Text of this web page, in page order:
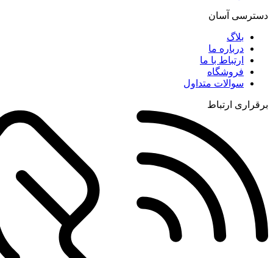
دسترسی آسان
بلاگ
درباره ما
ارتباط با ما
فروشگاه
سوالات متداول
برقراری ارتباط